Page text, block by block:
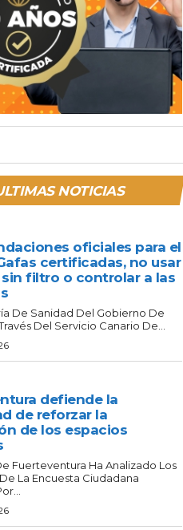
NOTICIAS
oficiales para el
certificadas, no usar
sin filtro o controlar a las
De Sanidad Del Gobierno De
Del Servicio Canario De...
defiende la
de reforzar la
de los espacios
Fuerteventura Ha Analizado Los
La Encuesta Ciudadana